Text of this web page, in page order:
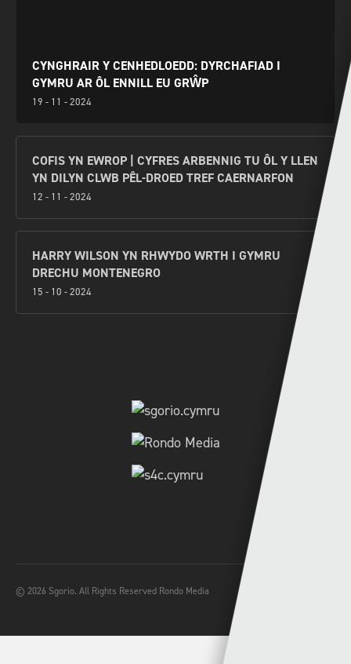
CYNGHRAIR Y CENHEDLOEDD: DYRCHAFIAD I
GYMRU AR ÔL ENNILL EU GRŴP
19 - 11 - 2024
COFIS YN EWROP | CYFRES ARBENNIG TU ÔL Y LLEN
YN DILYN CLWB PÊL-DROED TREF CAERNARFON
12 - 11 - 2024
HARRY WILSON YN RHWYDO WRTH I GYMRU
DRECHU MONTENEGRO
15 - 10 - 2024
© 2026 Sgorio. All Rights Reserved Rondo Media